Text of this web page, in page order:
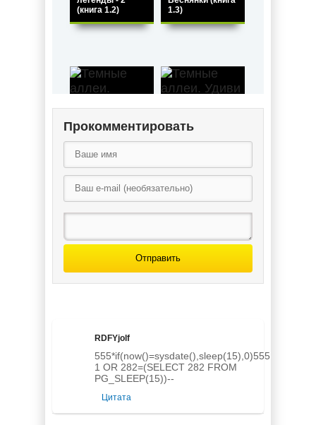
(книга 1.2)
1.3)
Темные аллеи.
Прокомментировать
Отправить
RDFYjolf
1 OR 282=(SELECT 282 FROM
PG_SLEEP(15))--
Цитата